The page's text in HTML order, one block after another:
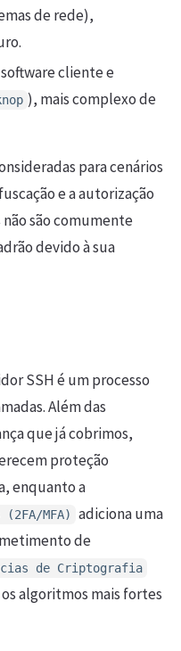
de rede),
cliente e
), mais complexo de
para cenários
e a autorização
não são comumente
devido à sua
SSH é um processo
Além das
que já cobrimos,
proteção
enquanto a
MFA)
adiciona uma
de
de Criptografia
algoritmos mais fortes